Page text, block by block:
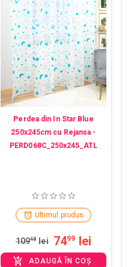
Perdea din In Star Blue
250x245cm cu Rejansa -
PERD068C_250x245_ATL
Ultimul produs
10948 lei 7499 lei
ADAUGĂ ÎN COȘ